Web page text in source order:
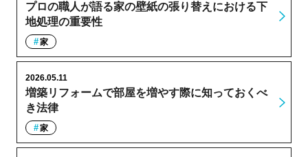
プロの職人が語る家の壁紙の張り替えにおける下
地処理の重要性
家
増築リフォームで部屋を増やす際に知っておくべ
き法律
2026.05.11
家